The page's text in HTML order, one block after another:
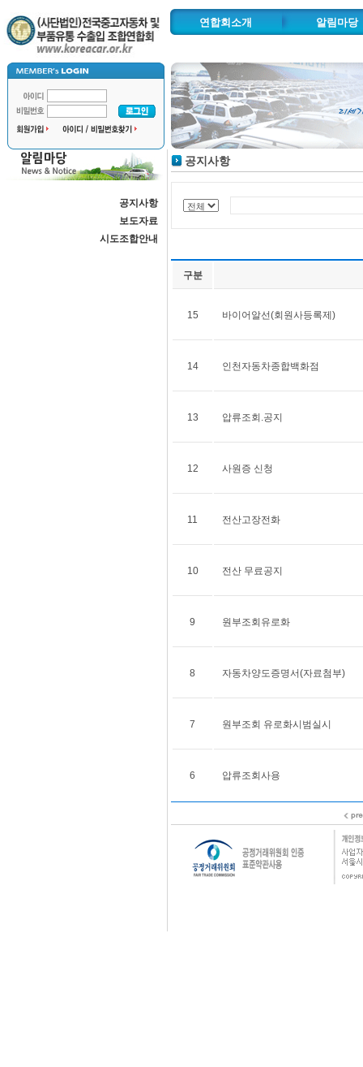
연합회소개
연혁 및 주요사업
추진사업
조직도
협력기관
자동차수출물류단지
알림마당
보도자료
시도조합안
공지사항
보도자료
시도조합안내
공지사항
구분
15 바이어알선(회원사등록제)
14 인천자동차종합백화점
13 압류조회.공지
12 사원증 신청
11 전산고장전화
10 전산 무료공지
9 원부조회유로화
8 자동차양도증명서(자료첨부)
7 원부조회 유로화시범실시
6 압류조회사용